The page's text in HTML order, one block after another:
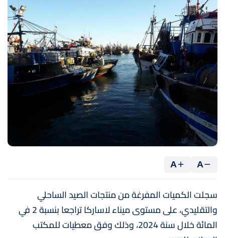
A
A
سجلت الكميات المفرغة من منتجات الصيد الساحلي
والتقليدي، على مستوى ميناء لاساركا تراجعا بنسبة 2 في
المائة خلال سنة 2024، وذلك وفق معطيات للمكتب